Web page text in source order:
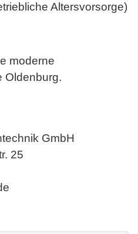
Altersvorsorge)
moderne
Oldenburg.
GmbH
25